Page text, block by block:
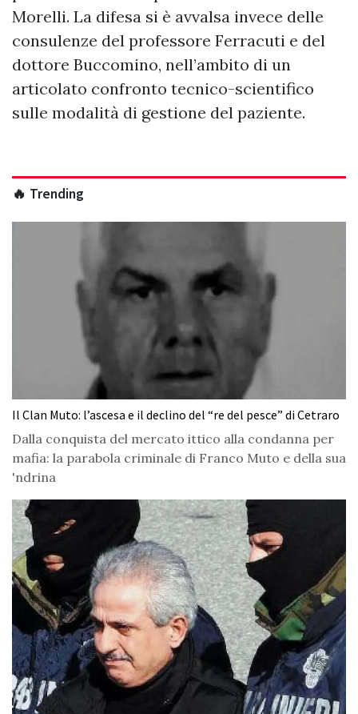
Morelli. La difesa si è avvalsa invece delle
consulenze del professore Ferracuti e del
dottore Buccomino, nell’ambito di un
articolato confronto tecnico-scientifico
sulle modalità di gestione del paziente.
🔥 Trending
Il Clan Muto: l’ascesa e il declino del “re del pesce” di Cetraro
Dalla conquista del mercato ittico alla condanna per
mafia: la parabola criminale di Franco Muto e della sua
'ndrina